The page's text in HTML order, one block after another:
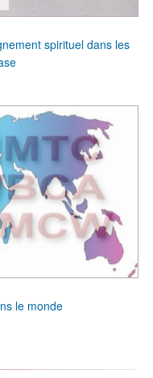
spirituel dans les
le monde